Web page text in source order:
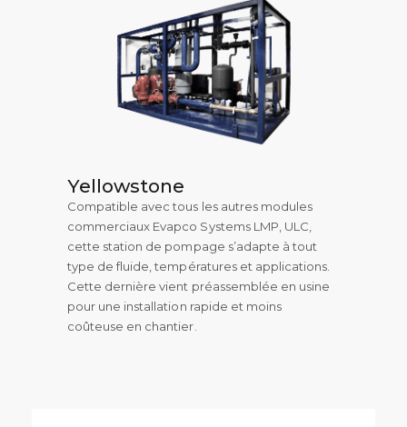
Yellowstone
Compatible avec tous les autres modules
commerciaux Evapco Systems LMP, ULC,
cette station de pompage s’adapte à tout
type de fluide, températures et applications.
Cette dernière vient préassemblée en usine
pour une installation rapide et moins
coûteuse en chantier.